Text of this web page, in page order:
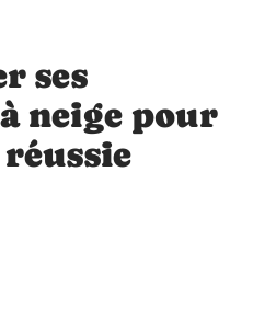
ses
neige pour